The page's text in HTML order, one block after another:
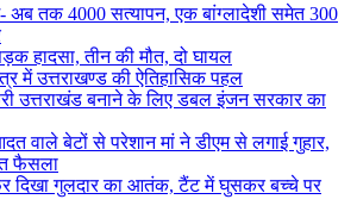
तक 4000 सत्यापन, एक बांग्लादेशी समेत 300
हादसा, तीन की मौत, दो घायल
में उत्तराखण्ड की ऐतिहासिक पहल
उत्तराखंड बनाने के लिए डबल इंजन सरकार का
वाले बेटों से परेशान मां ने डीएम से लगाई गुहार,
फैसला
दिखा गुलदार का आतंक, टैंट में घुसकर बच्चे पर